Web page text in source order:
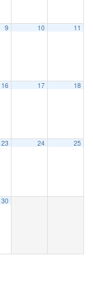
9 10 11
16 17 18
23 24 25
30